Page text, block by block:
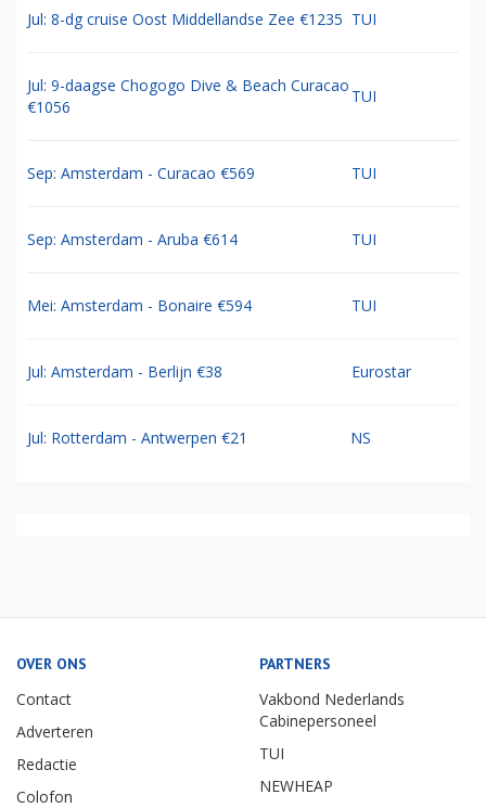
Jul: 8-dg cruise Oost Middellandse Zee €1235 TUI
Jul: 9-daagse Chogogo Dive & Beach Curacao
€1056
TUI
Sep: Amsterdam - Curacao €569 TUI
Sep: Amsterdam - Aruba €614 TUI
Mei: Amsterdam - Bonaire €594 TUI
Jul: Amsterdam - Berlijn €38 Eurostar
Jul: Rotterdam - Antwerpen €21 NS
OVER ONS
Contact
Adverteren
Redactie
Colofon
PARTNERS
Vakbond Nederlands
Cabinepersoneel
TUI
NEWHEAP